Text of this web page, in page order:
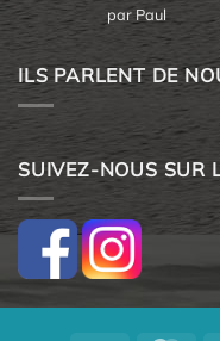
Note5sur
5
par Paul
ILS PARLENT DE
SUIVEZ-NOUS SUR